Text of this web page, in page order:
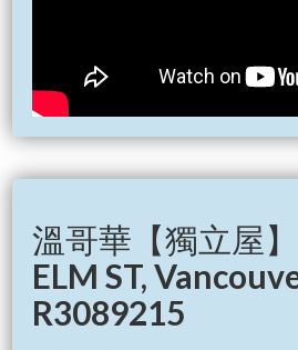
溫哥華【獨立屋
ELM ST,
R3089215